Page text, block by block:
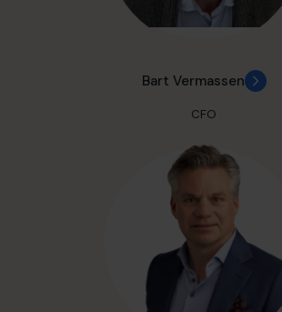
Bart Vermassen
CFO